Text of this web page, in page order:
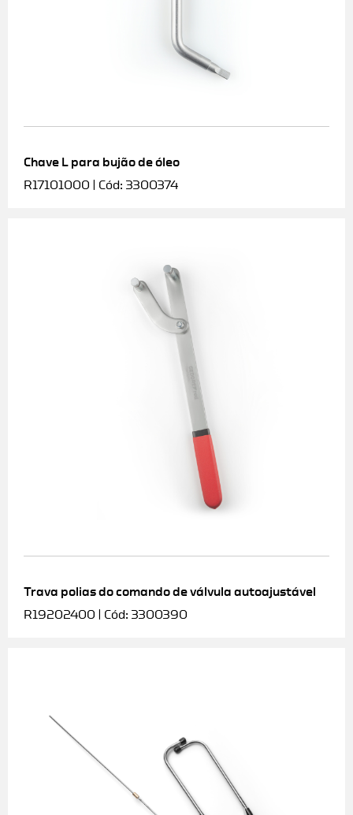
Chave L para bujão de óleo
R17101000 | Cód: 3300374
Trava polias do comando de válvula autoajustável
R19202400 | Cód: 3300390